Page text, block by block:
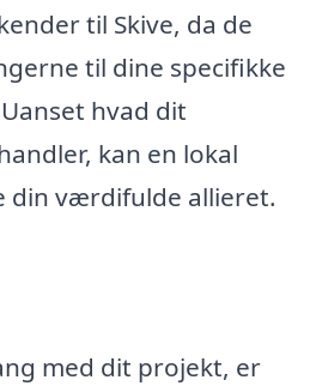
til Skive, da de
til dine specifikke
hvad dit
kan en lokal
værdifulde allieret.
med dit projekt, er